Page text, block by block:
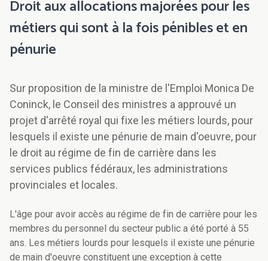
Droit aux allocations majorées pour les
métiers qui sont à la fois pénibles et en
pénurie
Sur proposition de la ministre de l'Emploi Monica De
Coninck, le Conseil des ministres a approuvé un
projet d'arrêté royal qui fixe les métiers lourds, pour
lesquels il existe une pénurie de main d'oeuvre, pour
le droit au régime de fin de carrière dans les
services publics fédéraux, les administrations
provinciales et locales.
L'âge pour avoir accès au régime de fin de carrière pour les
membres du personnel du secteur public a été porté à 55
ans. Les métiers lourds pour lesquels il existe une pénurie
de main d'oeuvre constituent une exception à cette